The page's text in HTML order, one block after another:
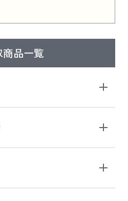
商品一覧
2024
チ の新品買取価格
ズ